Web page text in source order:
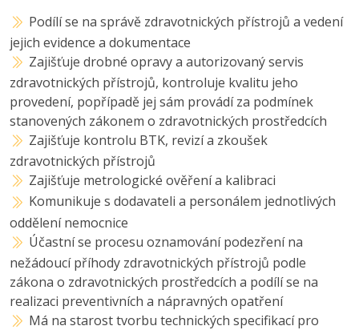
Podílí se na správě zdravotnických přístrojů a vedení
jejich evidence a dokumentace
Zajišťuje drobné opravy a autorizovaný servis
zdravotnických přístrojů, kontroluje kvalitu jeho
provedení, popřípadě jej sám provádí za podmínek
stanovených zákonem o zdravotnických prostředcích
Zajišťuje kontrolu BTK, revizí a zkoušek
zdravotnických přístrojů
Zajišťuje metrologické ověření a kalibraci
Komunikuje s dodavateli a personálem jednotlivých
oddělení nemocnice
Účastní se procesu oznamování podezření na
nežádoucí příhody zdravotnických přístrojů podle
zákona o zdravotnických prostředcích a podílí se na
realizaci preventivních a nápravných opatření
Má na starost tvorbu technických specifikací pro